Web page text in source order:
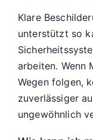
Klare
unterstützt so
arbeiten. Wenn
Wegen folgen,
zuverlässiger
ungewöhnlich